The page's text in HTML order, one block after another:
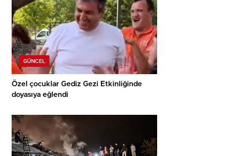
GÜNCEL
Özel çocuklar Gediz Gezi Etkinliğinde
doyasıya eğlendi